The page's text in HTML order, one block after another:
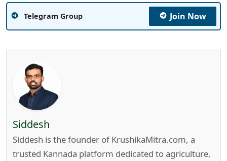
Telegram Group Join Now
Siddesh
Siddesh is the founder of KrushikaMitra.com, a
trusted Kannada platform dedicated to agriculture,